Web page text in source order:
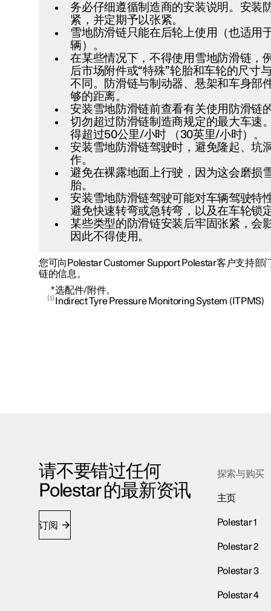
务必仔细遵循制造商的安装说明。安装
紧，并定期予以张紧。
雪地防滑链只能在后轮上使用（也适用
辆）。
在某些情况下，不得使用雪地防滑链，
后市场附件或“特殊”轮胎和车轮的尺寸
不同。防滑链与制动器、悬架和车身部
够的距离。
安装雪地防滑链前查看有关使用防滑链
切勿超过防滑链制造商规定的最大车速
得超过50公里/小时 （30英里/小时） 。
安装雪地防滑链驾驶时，避免隆起、坑
作。
避免在裸露地面上行驶，因为这会磨损
胎。
安装雪地防滑链驾驶可能对车辆驾驶特
避免快速转弯或急转弯，以及在车轮锁
某些类型的防滑链安装后牢固张紧，会
因此不得使用。
您可向Polestar Customer Support Polestar客户支持部
链的信息。
*选配件/附件。
1 Indirect Tyre Pressure Monitoring System (ITPMS)
请不要错过任何
Polestar 的最新资讯
订阅
探索与购买
主页
Polestar 1
Polestar 2
Polestar 3
Polestar 4